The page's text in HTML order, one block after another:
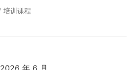
培训课程
2026 年 6 月